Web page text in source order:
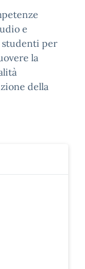
e
studenti per
la
della